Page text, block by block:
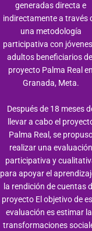
generadas directa e
indirectamente a través
una metodología
participativa con
adultos beneficiarios del
proyecto Palma Real en
Granada, Meta.
Después de 18 meses
llevar a cabo el
Palma Real, se
realizar una evaluación
participativa y
para apoyar el
la rendición de cuentas
proyecto El objetivo de
evaluación es estimar
transformaciones